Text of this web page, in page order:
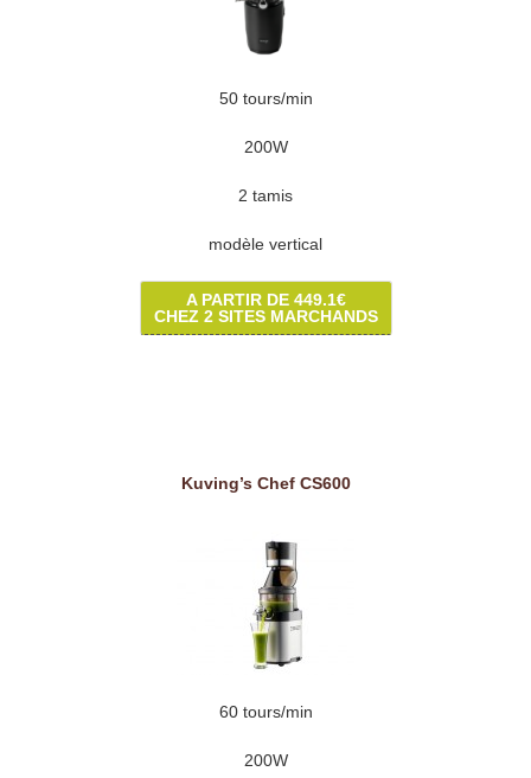
50 tours/min
200W
2 tamis
modèle vertical
A PARTIR DE 449.1€
CHEZ 2 SITES MARCHANDS
Kuving’s Chef CS600
60 tours/min
200W